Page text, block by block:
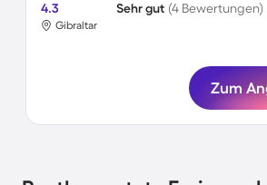
4.3 Sehr gut (4 Bewertungen)
Gibraltar
Zum